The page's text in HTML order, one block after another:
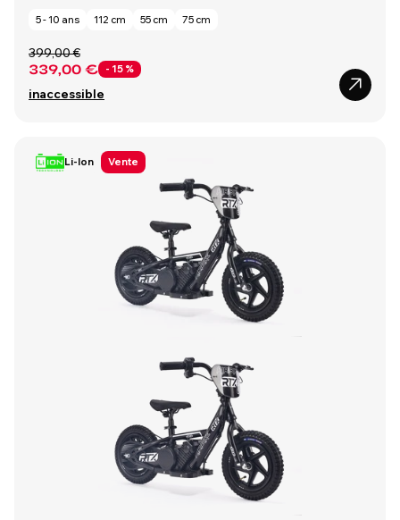
5 - 10 ans 112 cm 55 cm 75 cm
339,00 € - 15 %
399,00 €
inaccessible
Li-Ion Vente